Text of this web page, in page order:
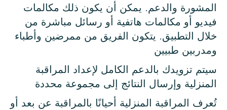
المشورة والدعم. يمكن أن يكون ذلك مكالمات
فيديو أو مكالمات هاتفية أو رسائل مباشرة من
خلال التطبيق. يتكون الفريق من ممرضين وأطباء
ومدربين طبيين
سيتم تزويدك بالدعم الكامل لإعداد المراقبة
المنزلية وإرسال النتائج إلى مجموعة محددة
تُعرف المراقبة المنزلية أحيانًا بالمراقبة عن بعد أو